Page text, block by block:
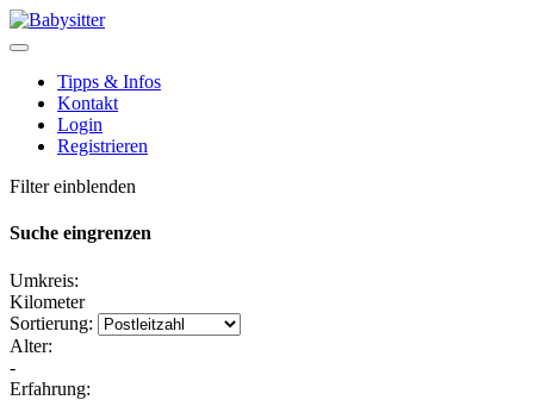
Tipps & Infos
Kontakt
Login
Registrieren
Filter einblenden
Suche eingrenzen
Umkreis:
Kilometer
Sortierung:
Alter:
-
Erfahrung: